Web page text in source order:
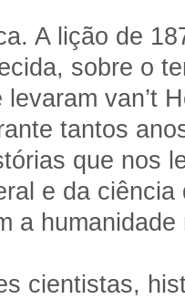
A lição de
sobre o
van’t
tantos
que nos
e da
a
cientistas,